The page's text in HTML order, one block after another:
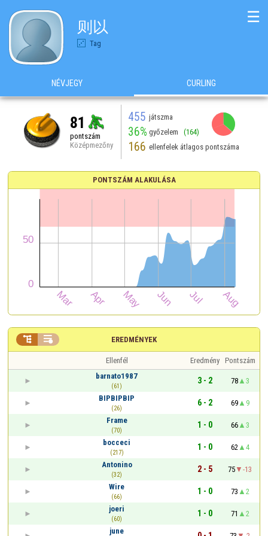
则以
Tag
☰
NÉVJEGY CURLING
81
pontszám
Középmezőny
455 játszma
36% győzelem (164)
166 ellenfelek átlagos pontszáma
PONTSZÁM ALAKULÁSA
EREDMÉNYEK
 
Ellenfél Eredmény Pontszám
barnato1987
(61)
3 - 2 78
3
BIPBIPBIP
(26)
6 - 2 69
9
Frame
(70)
1 - 0 66
3
bocceci
(217)
1 - 0 62
4
Antonino
(32)
2 - 5 75
-13
Wire
(66)
1 - 0 73
2
joeri
(60)
1 - 0 71
2
june